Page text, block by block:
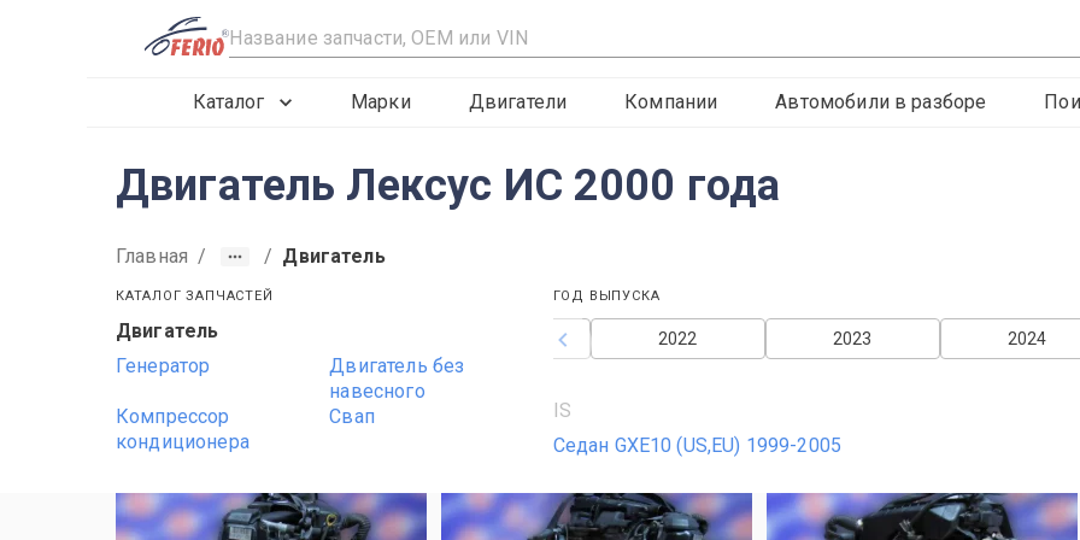
R
Каталог Марки Двигатели Компании Автомобили в разборе
Двигатель Лексус ИС 2000 года
Главная / / Двигатель
КАТАЛОГ ЗАПЧАСТЕЙ
Двигатель
Генератор
Двигатель без
навесного
Компрессор
кондиционера
Свап
ГОД ВЫПУСКА
2024
2023
2022
2019
IS
Седан GXE10 (US,EU) 1999-2005